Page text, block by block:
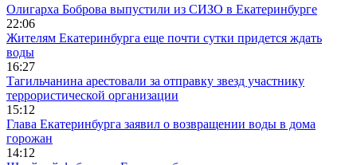
Олигарха Боброва выпустили из СИЗО в Екатеринбурге
22:06
Жителям Екатеринбурга еще почти сутки придется ждать
воды
16:27
Тагильчанина арестовали за отправку звезд участнику
террористической организации
15:12
Глава Екатеринбурга заявил о возвращении воды в дома
горожан
14:12